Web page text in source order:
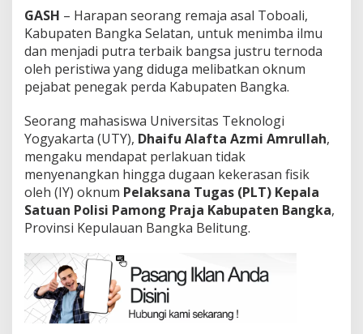
GASH – Harapan seorang remaja asal Toboali,
Kabupaten Bangka Selatan, untuk menimba ilmu
dan menjadi putra terbaik bangsa justru ternoda
oleh peristiwa yang diduga melibatkan oknum
pejabat penegak perda Kabupaten Bangka.
Seorang mahasiswa Universitas Teknologi
Yogyakarta (UTY), Dhaifu Alafta Azmi Amrullah,
mengaku mendapat perlakuan tidak
menyenangkan hingga dugaan kekerasan fisik
oleh (IY) oknum Pelaksana Tugas (PLT) Kepala
Satuan Polisi Pamong Praja Kabupaten Bangka,
Provinsi Kepulauan Bangka Belitung.